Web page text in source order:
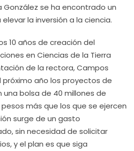
González se ha encontrado un
la inversión a la ciencia.
10 años de creación del
en Ciencias de la Tierra
de la rectora, Campos
año los proyectos de
bolsa de 40 millones de
más que los que se ejercen
surge de un gasto
sin necesidad de solicitar
y el plan es que siga